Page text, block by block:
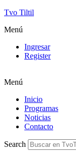
Tvo Tiltil
Menú
Ingresar
Register
Menú
Inicio
Programas
Noticias
Contacto
Search